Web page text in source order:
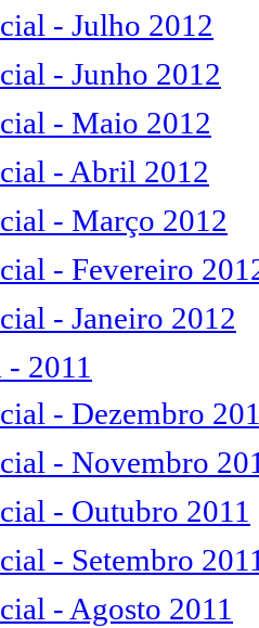
- Julho 2012
- Junho 2012
- Maio 2012
- Abril 2012
- Março 2012
- Fevereiro
- Janeiro 2012
2011
- Dezembro
- Novembro
- Outubro 2011
- Setembro
- Agosto 2011